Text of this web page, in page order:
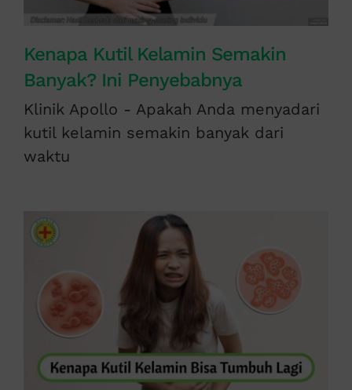
Kenapa Kutil Kelamin Semakin
Banyak? Ini Penyebabnya
Klinik Apollo - Apakah Anda menyadari
kutil kelamin semakin banyak dari
waktu